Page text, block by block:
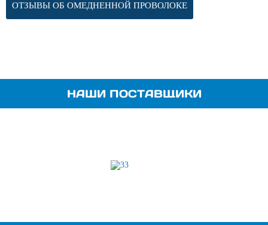
ОТЗЫВЫ ОБ ОМЕДНЕННОЙ ПРОВОЛОКЕ
НАШИ ПОСТАВЩИКИ